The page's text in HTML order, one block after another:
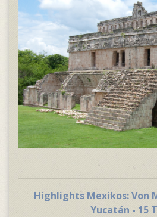
Highlights Mexikos: Von
Yucatán - 15